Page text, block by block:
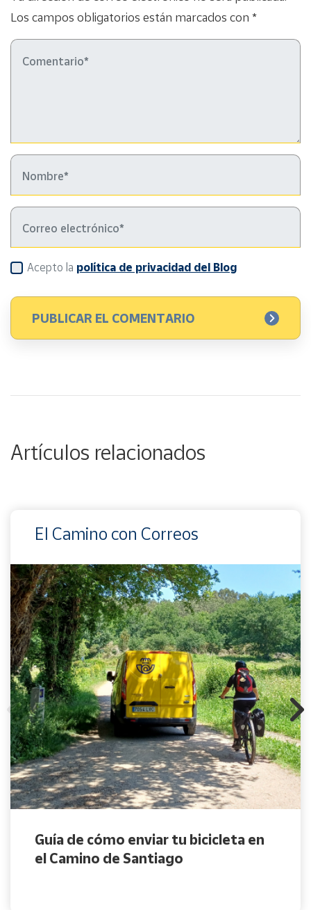
Los campos obligatorios están marcados con *
Acepto la política de privacidad del Blog
Artículos relacionados
El Camino con Correos
Guía de cómo enviar tu bicicleta en
el Camino de Santiago